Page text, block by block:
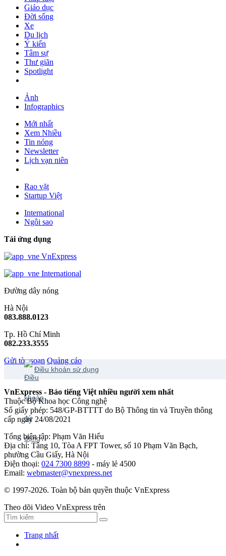
Giáo dục
Đời sống
Xe
Du lịch
Ý kiến
Tâm sự
Thư giãn
Spotlight
Ảnh
Infographics
Mới nhất
Xem Nhiều
Tin nóng
Newsletter
Lịch vạn niên
Rao vặt
Startup Việt
International
Ngôi sao
Tải ứng dụng
VnExpress
International
Đường dây nóng
Hà Nội
083.888.0123
Tp. Hồ Chí Minh
082.233.3555
Gửi tòa soạn Quảng cáo
Điều khoản sử dụng
VnExpress - Báo tiếng Việt nhiều người xem nhất
Thuộc Bộ Khoa học Công nghệ
Số giấy phép: 548/GP-BTTTT do Bộ Thông tin và Truyền thông
cấp ngày 24/08/2021
Tổng biên tập: Phạm Văn Hiếu
Địa chỉ: Tầng 10, Tòa A FPT Tower, số 10 Phạm Văn Bạch,
phường Cầu Giấy, Hà Nội
Điện thoại: 024 7300 8899 - máy lẻ 4500
Email: webmaster@vnexpress.net
© 1997-2026. Toàn bộ bản quyền thuộc VnExpress
Theo dõi Video VnExpress trên
Trang nhất